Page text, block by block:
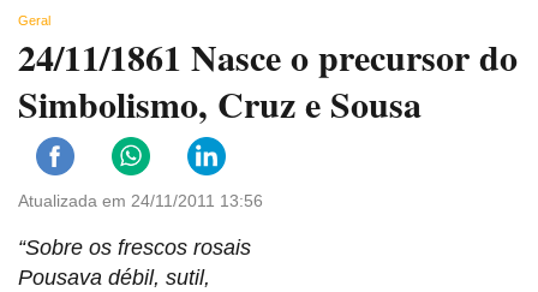
Geral
24/11/1861 Nasce o precursor do
Simbolismo, Cruz e Sousa
Atualizada em 24/11/2011 13:56
“Sobre os frescos rosais
Pousava débil, sutil,